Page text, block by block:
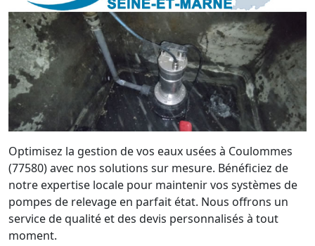
Optimisez la gestion de vos eaux usées à Coulommes
(77580) avec nos solutions sur mesure. Bénéficiez de
notre expertise locale pour maintenir vos systèmes de
pompes de relevage en parfait état. Nous offrons un
service de qualité et des devis personnalisés à tout
moment.